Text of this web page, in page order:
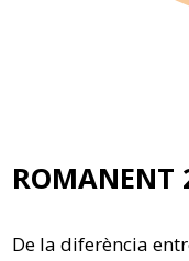
ROMANENT
De la diferència